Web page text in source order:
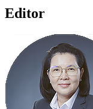
Editor